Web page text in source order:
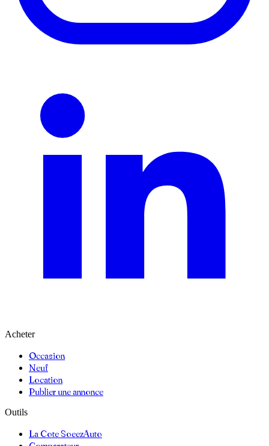
Acheter
Occasion
Neuf
Location
Publier une annonce
Outils
La Cote SoeezAuto